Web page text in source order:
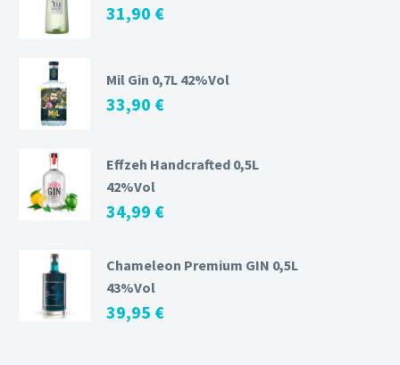
31,90 €
Mil Gin 0,7L 42%Vol
33,90 €
Effzeh Handcrafted 0,5L
42%Vol
34,99 €
Chameleon Premium GIN 0,5L
43%Vol
39,95 €